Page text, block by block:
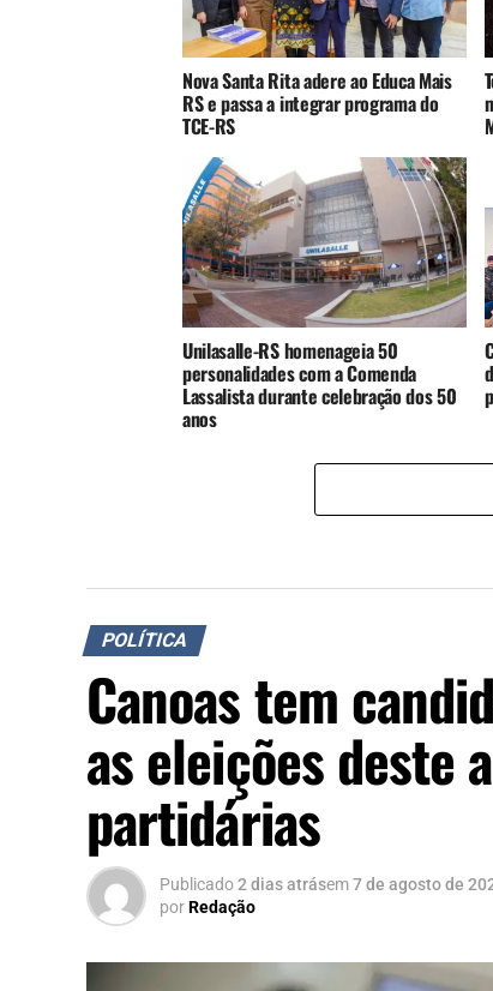
Nova Santa Rita adere ao Educa Mais
RS e passa a integrar programa do
TCE-RS
Unilasalle-RS homenageia 50
personalidades com a Comenda
Lassalista durante celebração dos 50
anos
POLÍTICA
Canoas tem
as eleições deste
partidárias
Publicado2 dias atrásem7 de agosto de
porRedação